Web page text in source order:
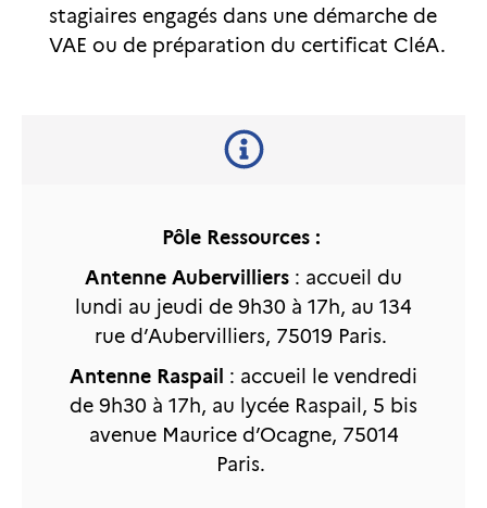
stagiaires engagés dans une démarche de
VAE ou de préparation du certificat CléA.
Pôle Ressources :
Antenne Aubervilliers : accueil du
lundi au jeudi de 9h30 à 17h, au 134
rue d’Aubervilliers, 75019 Paris.
Antenne Raspail : accueil le vendredi
de 9h30 à 17h, au lycée Raspail, 5 bis
avenue Maurice d’Ocagne, 75014
Paris.